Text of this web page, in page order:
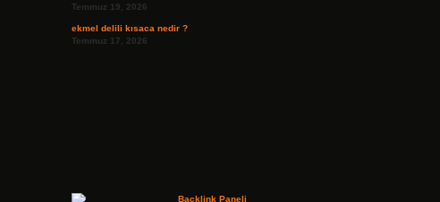
Temmuz 19, 2026
ekmel delili kısaca nedir ?
Temmuz 17, 2026